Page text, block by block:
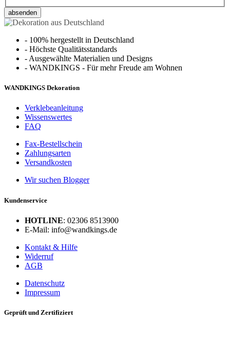
absenden
- 100% hergestellt in Deutschland
- Höchste Qualitätsstandards
- Ausgewählte Materialien und Designs
- WANDKINGS - Für mehr Freude am Wohnen
WANDKINGS Dekoration
Verklebeanleitung
Wissenswertes
FAQ
Fax-Bestellschein
Zahlungsarten
Versandkosten
Wir suchen Blogger
Kundenservice
HOTLINE: 02306 8513900
E-Mail: info@wandkings.de
Kontakt & Hilfe
Widerruf
AGB
Datenschutz
Impressum
Geprüft und Zertifiziert